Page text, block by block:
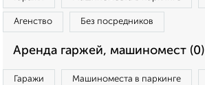
Агенство Без посредников
Аренда гаржей, машиномест (0)
Гаражи Машиноместа в паркинге